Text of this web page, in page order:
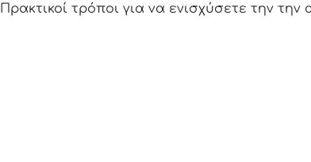
Πρακτικοί τρόποι για να ενισχύσετε την